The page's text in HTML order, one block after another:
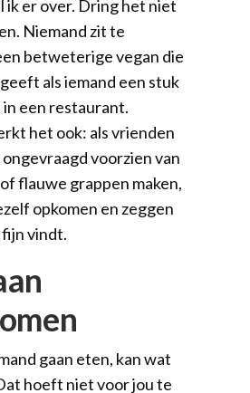
ik er over. Dring het niet
Niemand zit te
betweterige vegan die
als iemand een stuk
een restaurant.
het ook: als vrienden
voorzien van
flauwe grappen maken,
opkomen en zeggen
vindt.
gaan eten, kan wat
hoeft niet voor jou te